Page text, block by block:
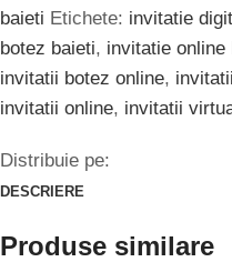
baieti Etichete: invitatie
botez baieti, invitatie online
invitatii botez online,
invitatii online, invitatii
Distribuie pe:
DESCRIERE
Produse similare